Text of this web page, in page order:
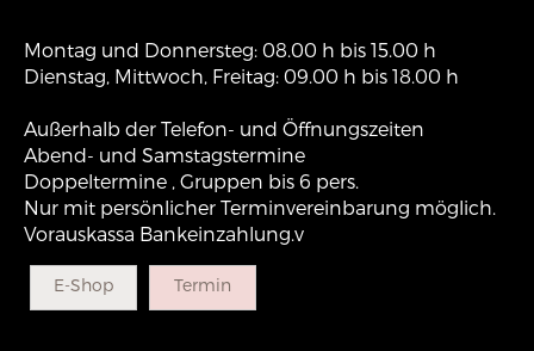
Montag und Donnersteg: 08.00 h bis 15.00 h
Dienstag, Mittwoch, Freitag: 09.00 h bis 18.00 h
Außerhalb der Telefon- und Öffnungszeiten
Abend- und Samstagstermine
Doppeltermine , Gruppen bis 6 pers.
Nur mit persönlicher Terminvereinbarung möglich.
Vorauskassa Bankeinzahlung.v
E-Shop Termin